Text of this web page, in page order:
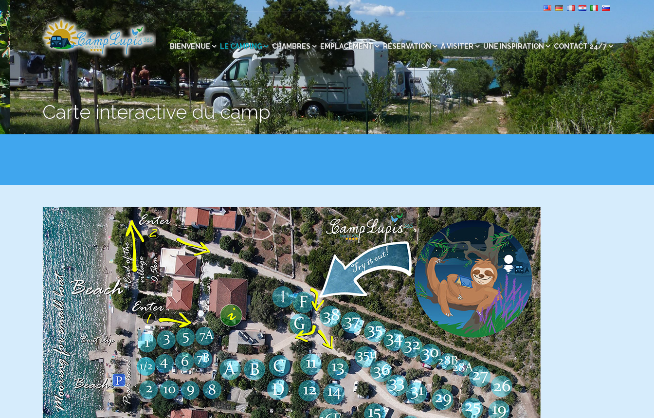
BIENVENUE LE CAMPING CHAMBRES EMPLACEMENT RÉSERVATION À VISITER UNE INSPIRATION CONTACT 24/7
Carte interactive du camp